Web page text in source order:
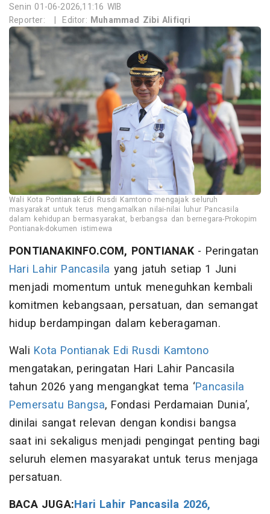
Senin 01-06-2026,11:16 WIB
Reporter:
| Editor: Muhammad Zibi Alifiqri
Wali Kota Pontianak Edi Rusdi Kamtono mengajak seluruh
masyarakat untuk terus mengamalkan nilai-nilai luhur Pancasila
dalam kehidupan bermasyarakat, berbangsa dan bernegara-Prokopim
Pontianak-dokumen istimewa
PONTIANAKINFO.COM, PONTIANAK- Peringatan
Hari Lahir Pancasila yang jatuh setiap 1 Juni
menjadi momentum untuk meneguhkan kembali
komitmen kebangsaan, persatuan, dan semangat
hidup berdampingan dalam keberagaman.
Wali Kota Pontianak Edi Rusdi Kamtono
mengatakan, peringatan Hari Lahir Pancasila
tahun 2026 yang mengangkat tema ‘Pancasila
Pemersatu Bangsa, Fondasi Perdamaian Dunia’,
dinilai sangat relevan dengan kondisi bangsa
saat ini sekaligus menjadi pengingat penting bagi
seluruh elemen masyarakat untuk terus menjaga
persatuan.
BACA JUGA:Hari Lahir Pancasila 2026,